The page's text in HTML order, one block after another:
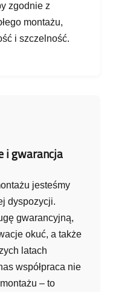
zgodnie z
montażu,
i szczelność.
i gwarancja
jesteśmy
dyspozycji.
gwarancyjną,
okuć, a także
latach
współpraca nie
– to